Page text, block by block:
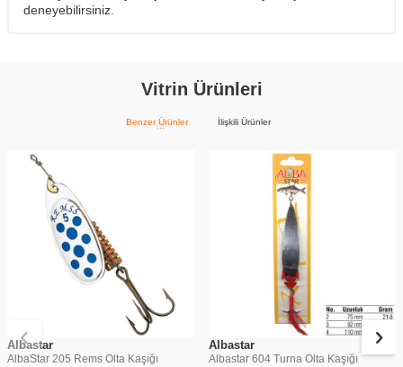
deneyebilirsiniz.
Vitrin Ürünleri
Benzer Ürünler İlişkili Ürünler
Albastar
AlbaStar 205 Rems Olta Kaşığı
Albastar
Albastar 604 Turna Olta Kaşığı